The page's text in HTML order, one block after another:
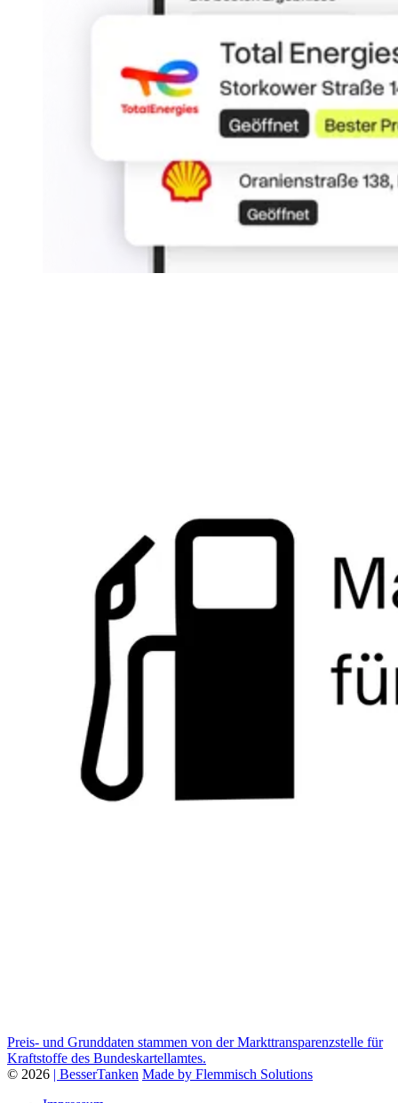
Preis- und Grunddaten stammen von der Markttransparenzstelle für
Kraftstoffe des Bundeskartellamtes.
© 2026 | BesserTanken Made by Flemmisch Solutions